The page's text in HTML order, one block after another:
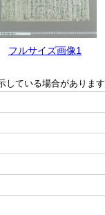
フルサイズ画像1
している場合があります